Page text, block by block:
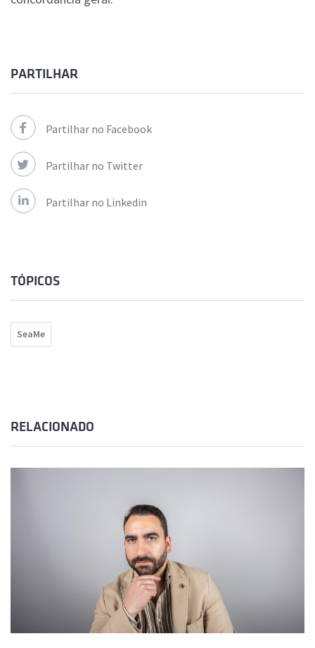
PARTILHAR
Partilhar no Facebook
Partilhar no Twitter
Partilhar no Linkedin
TÓPICOS
SeaMe
RELACIONADO